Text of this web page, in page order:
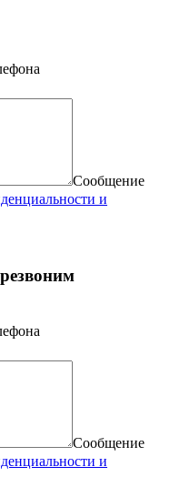
Сообщение
и
Сообщение
и